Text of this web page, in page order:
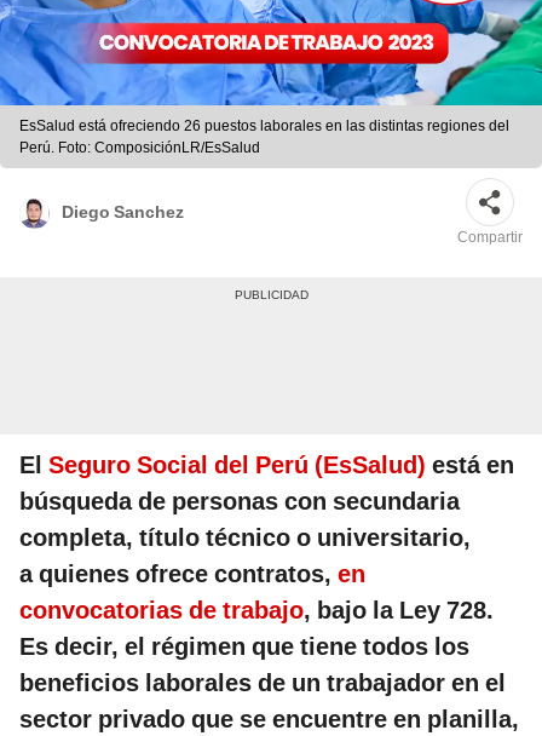
EsSalud está ofreciendo 26 puestos laborales en las distintas regiones del
Perú. Foto: ComposiciónLR/EsSalud
Diego Sanchez
Compartir
El Seguro Social del Perú (EsSalud) está en
búsqueda de personas con secundaria
completa, título técnico o universitario,
a quienes ofrece contratos, en
convocatorias de trabajo, bajo la Ley 728.
Es decir, el régimen que tiene todos los
beneficios laborales de un trabajador en el
sector privado que se encuentre en planilla,